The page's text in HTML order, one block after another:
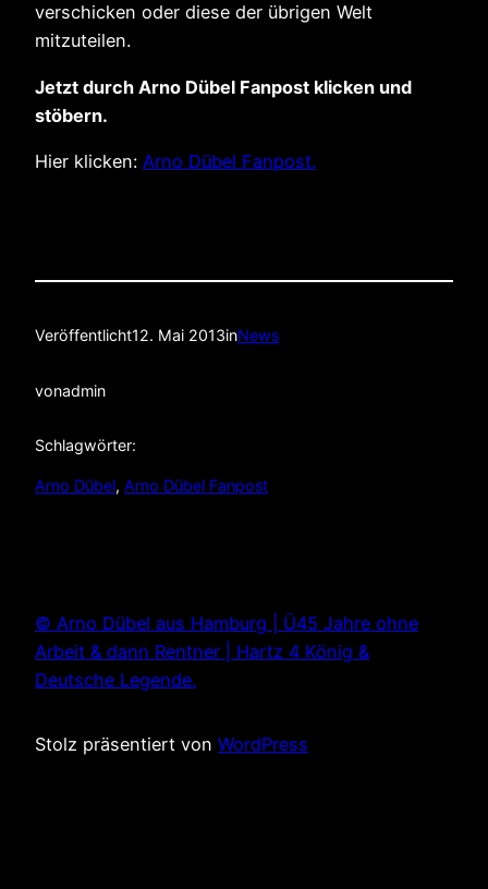
verschicken oder diese der übrigen Welt
mitzuteilen.
Jetzt durch Arno Dübel Fanpost klicken und
stöbern.
Hier klicken: Arno Dübel Fanpost.
Veröffentlicht12. Mai 2013inNews
vonadmin
Schlagwörter:
Arno Dübel, Arno Dübel Fanpost
© Arno Dübel aus Hamburg | Ü45 Jahre ohne
Arbeit & dann Rentner | Hartz 4 König &
Deutsche Legende.
Stolz präsentiert von WordPress